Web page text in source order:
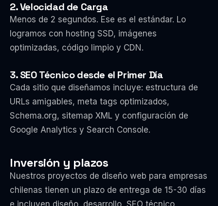
2. Velocidad de Carga
Menos de 2 segundos. Ese es el estándar. Lo
logramos con hosting SSD, imágenes
optimizadas, código limpio y CDN.
3. SEO Técnico desde el Primer Día
Cada sitio que diseñamos incluye: estructura de
URLs amigables, meta tags optimizados,
Schema.org, sitemap XML y configuración de
Google Analytics y Search Console.
Inversión y plazos
Nuestros proyectos de diseño web para empresas
chilenas tienen un plazo de entrega de 15-30 días
e incluyen diseño, desarrollo, SEO técnico,